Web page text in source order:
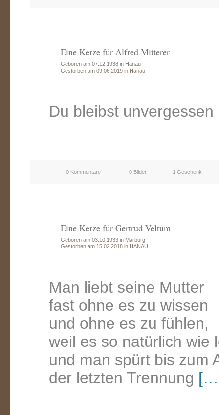
Eine Kerze für Alfred Mitterer
Geboren am 07.12.1938 in Hanau
Gestorben am 09.06.2019 in Hanau
Du bleibst unvergessen
0 Kommentare 0 Bilder 1 Geschenk
Eine Kerze für Gertrud Veltum
Geboren am 03.10.1933 in Marburg
Gestorben am 15.02.2018 in HANAU
Man liebt seine Mutter
fast ohne es zu wissen
und ohne es zu fühlen,
weil es so natürlich wie
und man spürt bis zum
der letzten Trennung